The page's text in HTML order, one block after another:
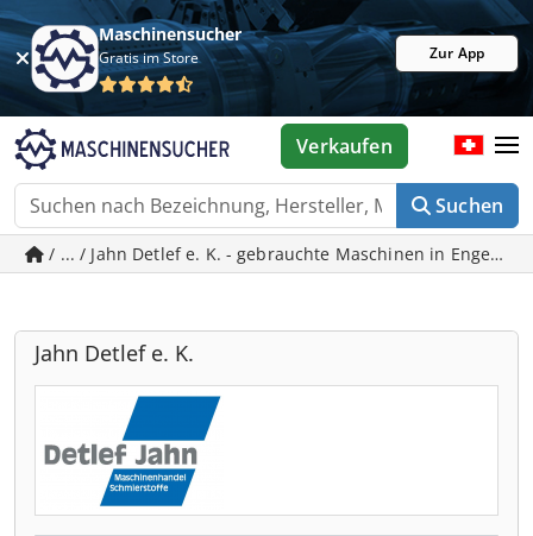
Maschinensucher
Gratis im Store Zur App
Suchen
Verkaufen
/ ... / Jahn Detlef e. K. - gebrauchte Maschinen in
Jahn Detlef e. K.